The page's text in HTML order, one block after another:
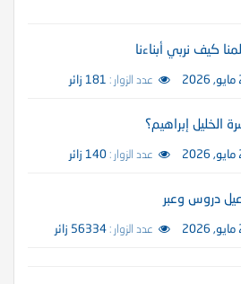
كيف نربي أبناءنا
عدد الزوار : 181 زائر
الخليل إبراهيم؟
عدد الزوار :140 زائر
دروس وعبر
عدد الزوار :56334 زائر